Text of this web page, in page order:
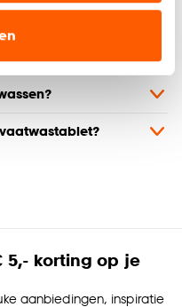
gebruik te maken
Je kunt er ook
onze
weer wit?
5,- korting op je
aanbiedingen, inspiratie